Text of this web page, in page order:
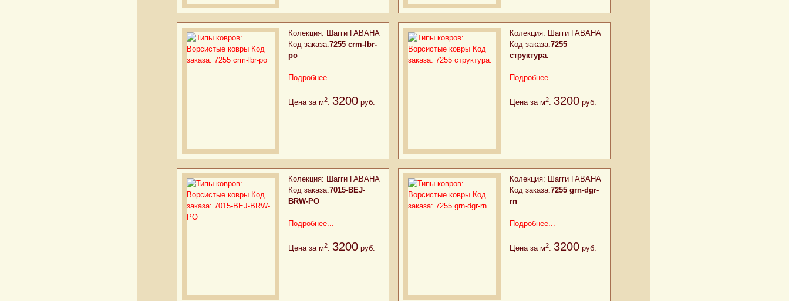
Колекция: Шагги ГАВАНА
Код заказа:7255 crm-lbr-
po
Подробнее...
Цена за м2: 3200 руб.
Колекция: Шагги ГАВАНА
Код заказа:7255
структура.
Подробнее...
Цена за м2: 3200 руб.
Колекция: Шагги ГАВАНА
Код заказа:7015-BEJ-
BRW-PO
Подробнее...
Цена за м2: 3200 руб.
Колекция: Шагги ГАВАНА
Код заказа:7255 grn-dgr-
rn
Подробнее...
Цена за м2: 3200 руб.